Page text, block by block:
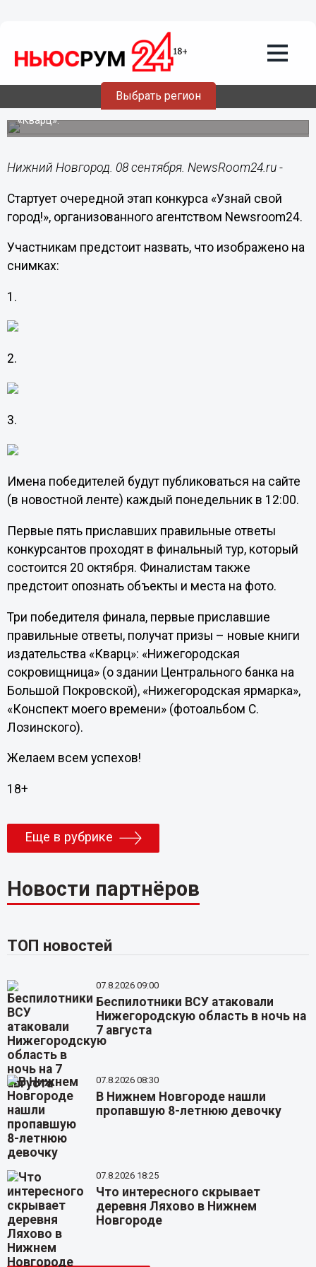
Выбрать регион
08.09.201516:00
Задания на конкурс «Узнай свой
город!»
Победители получат призы – новые книги издательства
«Кварц».
Нижний Новгород. 08 сентября. NewsRoom24.ru -
Стартует очередной этап конкурса «Узнай свой
город!», организованного агентством Newsroom24.
Участникам предстоит назвать, что изображено на
снимках:
1.
2.
3.
Имена победителей будут публиковаться на сайте
(в новостной ленте) каждый понедельник в 12:00.
Первые пять приславших правильные ответы
конкурсантов проходят в финальный тур, который
состоится 20 октября. Финалистам также
предстоит опознать объекты и места на фото.
Три победителя финала, первые приславшие
правильные ответы, получат призы – новые книги
издательства «Кварц»: «Нижегородская
сокровищница» (о здании Центрального банка на
Большой Покровской), «Нижегородская ярмарка»,
«Конспект моего времени» (фотоальбом С.
Лозинского).
Желаем всем успехов!
18+
Еще в рубрике
Новости партнёров
ТОП новостей
07.8.2026 09:00
Беспилотники ВСУ атаковали
Нижегородскую область в ночь на
7 августа
07.8.2026 08:30
В Нижнем Новгороде нашли
пропавшую 8-летнюю девочку
07.8.2026 18:25
Что интересного скрывает
деревня Ляхово в Нижнем
Новгороде